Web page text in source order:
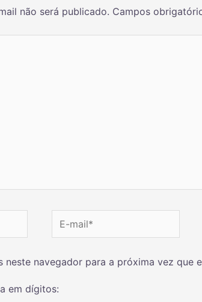
não será publicado. Campos
neste navegador para a próxima vez que
em dígitos: